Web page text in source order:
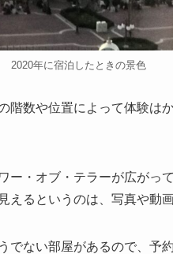
2020年に宿泊したときの景色
階数や位置によって体験は
ー・オブ・テラーが広がっ
るというのは、写真や動
ない部屋があるので、予